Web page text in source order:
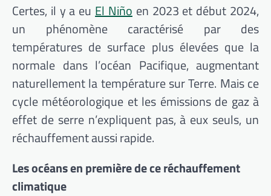
Certes, il y a eu El Niño en 2023 et début 2024,
un phénomène caractérisé par des
températures de surface plus élevées que la
normale dans l’océan Pacifique, augmentant
naturellement la température sur Terre. Mais ce
cycle météorologique et les émissions de gaz à
effet de serre n’expliquent pas, à eux seuls, un
réchauffement aussi rapide.
Les océans en première de ce réchauffement
climatique